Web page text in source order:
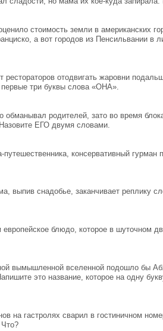
стоимость земли в американских
а вот городов из Пенсильвании в
рестораторов отодвигать жаровни
три буквы слова «ОНА».
обманывал родителей, зато во время
ЕГО двумя словами.
консервативный
выпив снадобье, заканчивает реплику
блюдо, которое в шуточном
вымышленной вселенной подошло бы
это название, которое на одну
на гастролях сварил в гостиничном